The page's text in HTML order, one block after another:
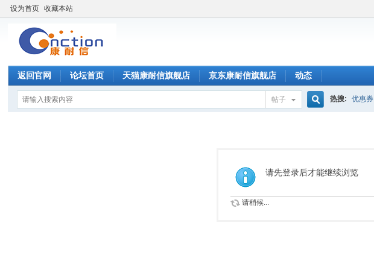
设为首页 收藏本站
返回官网 论坛首页 天猫康耐信旗舰店 京东康耐信旗舰店 动态
帖子
索
热搜: 优惠券
请先登录后才能继续浏览
请稍候...